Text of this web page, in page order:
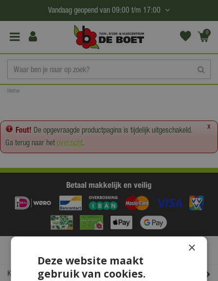
a
Home
Vandaag geopend van 09:00 t/m 17:00
0
(€0,
x
Fout! De opgevraagde productpagina is tijdelijk uitgeschakeld.
Ga terug naar hetoverzicht.
Betaal makkelijk en veilig
Klantenservice
×
Deze website maakt
gebruik van cookies.